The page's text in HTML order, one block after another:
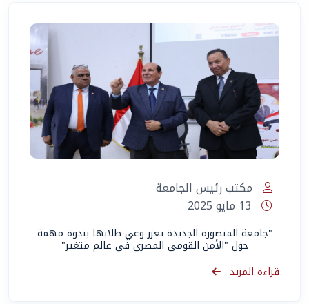
مكتب رئيس الجامعة
"جامعة المنصورة الجديدة تعزز وعي طلابها بندوة مهمة
حول "الأمن القومي المصري في عالم متغير"
قراءة المزيد